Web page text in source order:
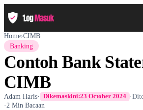
Home›CIMB
Banking
Contoh Bank
CIMB
Adam Haris· Dikemaskini:23 October 2024 ·
·2 Min Bacaan